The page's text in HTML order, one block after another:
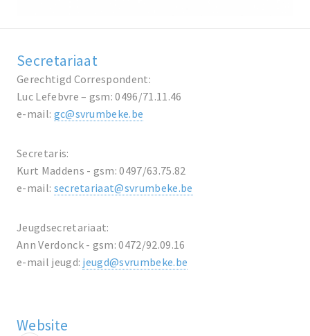
Secretariaat
Gerechtigd Correspondent:
Luc Lefebvre – gsm: 0496/71.11.46
e-mail: gc@svrumbeke.be
Secretaris:
Kurt Maddens - gsm: 0497/63.75.82
e-mail: secretariaat@svrumbeke.be
Jeugdsecretariaat:
Ann Verdonck - gsm: 0472/92.09.16
e-mail jeugd: jeugd@svrumbeke.be
Website